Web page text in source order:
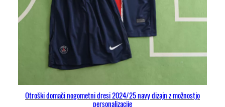
Otroški domači nogometni dresi 2024/25 navy dizajn z možnostjo
personalizacije